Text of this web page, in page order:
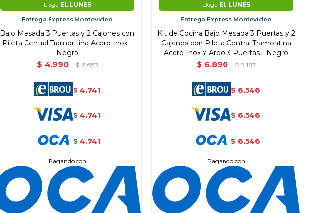
Llega EL LUNES
Entrega Express Montevideo
Bajo Mesada 3 Puertas y 2 Cajones con
Pileta Central Tramontina Acero Inox -
Negro
$ 4.990 $ 6.653
$ 4.741
$ 4.741
$ 4.741
Pagando con
Llega EL LUNES
Entrega Express Montevideo
Kit de Cocina Bajo Mesada 3 Puertas y 2
Cajones con Pileta Central Tramontina
Acero Inox Y Areo 3 Puertas - Negro
$ 6.890 $ 9.187
$ 6.546
$ 6.546
$ 6.546
Pagando con